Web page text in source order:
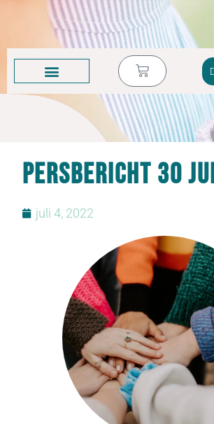
Persbericht 30
juli 4, 2022